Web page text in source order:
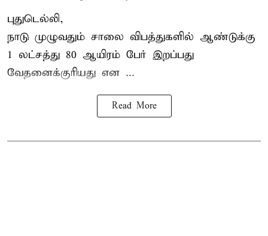
புதுடெல்லி,
நாடு முழுவதும் சாலை விபத்துகளில் ஆண்டுக்கு
1 லட்சத்து 80 ஆயிரம் பேர் இறப்பது
வேதனைக்குரியது என ...
Read More